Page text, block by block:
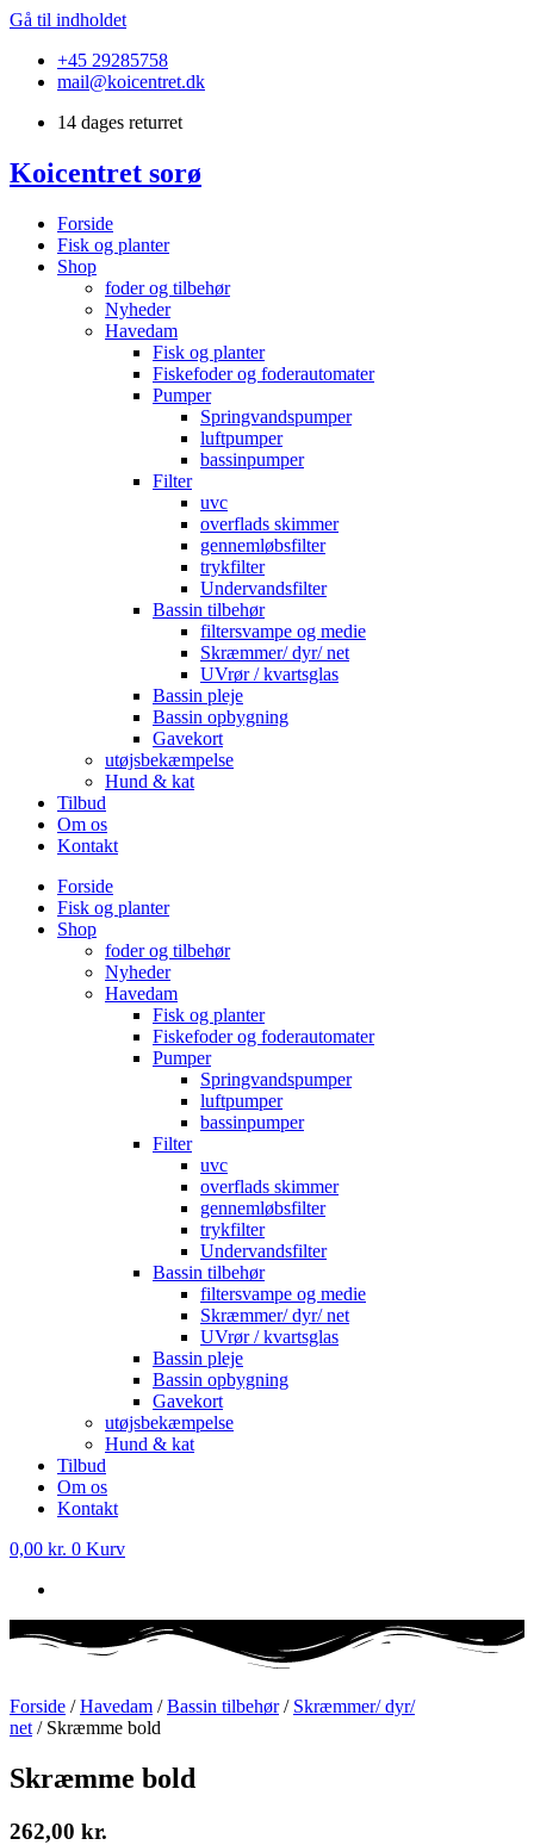
Gå til indholdet
+45 29285758
mail@koicentret.dk
14 dages returret
Koicentret sorø
Forside
Fisk og planter
Shop
foder og tilbehør
Nyheder
Havedam
Fisk og planter
Fiskefoder og foderautomater
Pumper
Springvandspumper
luftpumper
bassinpumper
Filter
uvc
overflads skimmer
gennemløbsfilter
trykfilter
Undervandsfilter
Bassin tilbehør
filtersvampe og medie
Skræmmer/ dyr/ net
UVrør / kvartsglas
Bassin pleje
Bassin opbygning
Gavekort
utøjsbekæmpelse
Hund & kat
Tilbud
Om os
Kontakt
Forside
Fisk og planter
Shop
foder og tilbehør
Nyheder
Havedam
Fisk og planter
Fiskefoder og foderautomater
Pumper
Springvandspumper
luftpumper
bassinpumper
Filter
uvc
overflads skimmer
gennemløbsfilter
trykfilter
Undervandsfilter
Bassin tilbehør
filtersvampe og medie
Skræmmer/ dyr/ net
UVrør / kvartsglas
Bassin pleje
Bassin opbygning
Gavekort
utøjsbekæmpelse
Hund & kat
Tilbud
Om os
Kontakt
0,00 kr. 0 Kurv
Forside /Havedam /Bassin tilbehør/ Skræmmer/ dyr/
net / Skræmme bold
Skræmme bold
262,00 kr.